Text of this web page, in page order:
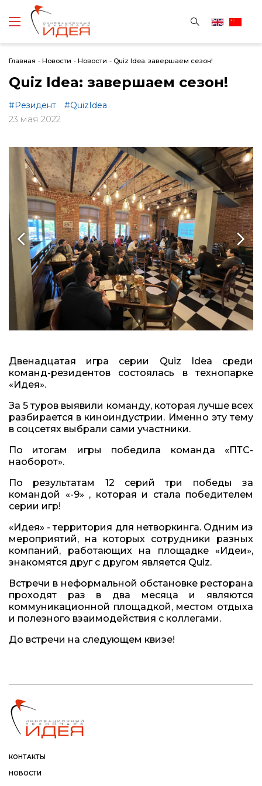
Главная - Новости - Новости - Quiz Idea: завершаем сезон!
Quiz Idea: завершаем сезон!
#Резидент #QuizIdea
23 мая 2022
Двенадцатая игра серии Quiz Idea среди
команд-резидентов состоялась в технопарке
«Идея».
За 5 туров выявили команду, которая лучше всех
разбирается в киноиндустрии. Именно эту тему
в соцсетях выбрали сами участники.
По итогам игры победила команда «ПТС-
наоборот».
По результатам 12 серий три победы за
командой «-9» , которая и стала победителем
серии игр!
«Идея» - территория для нетворкинга. Одним из
мероприятий, на которых сотрудники разных
компаний, работающих на площадке «Идеи»,
знакомятся друг с другом является Quiz.
Встречи в неформальной обстановке ресторана
проходят раз в два месяца и являются
коммуникационной площадкой, местом отдыха
и полезного взаимодействия с коллегами.
До встречи на следующем квизе!
КОНТАКТЫ
НОВОСТИ